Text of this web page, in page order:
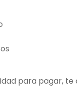
para pagar, te